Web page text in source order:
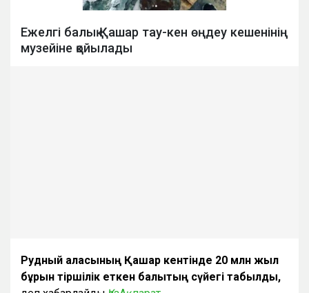
Ежелгі балық Қашар тау-кен өңдеу кешенінің
музейіне қойылады
Рудный қаласының Қашар кентінде 20 млн жыл
бұрын тіршілік еткен балықтың сүйегі табылды,